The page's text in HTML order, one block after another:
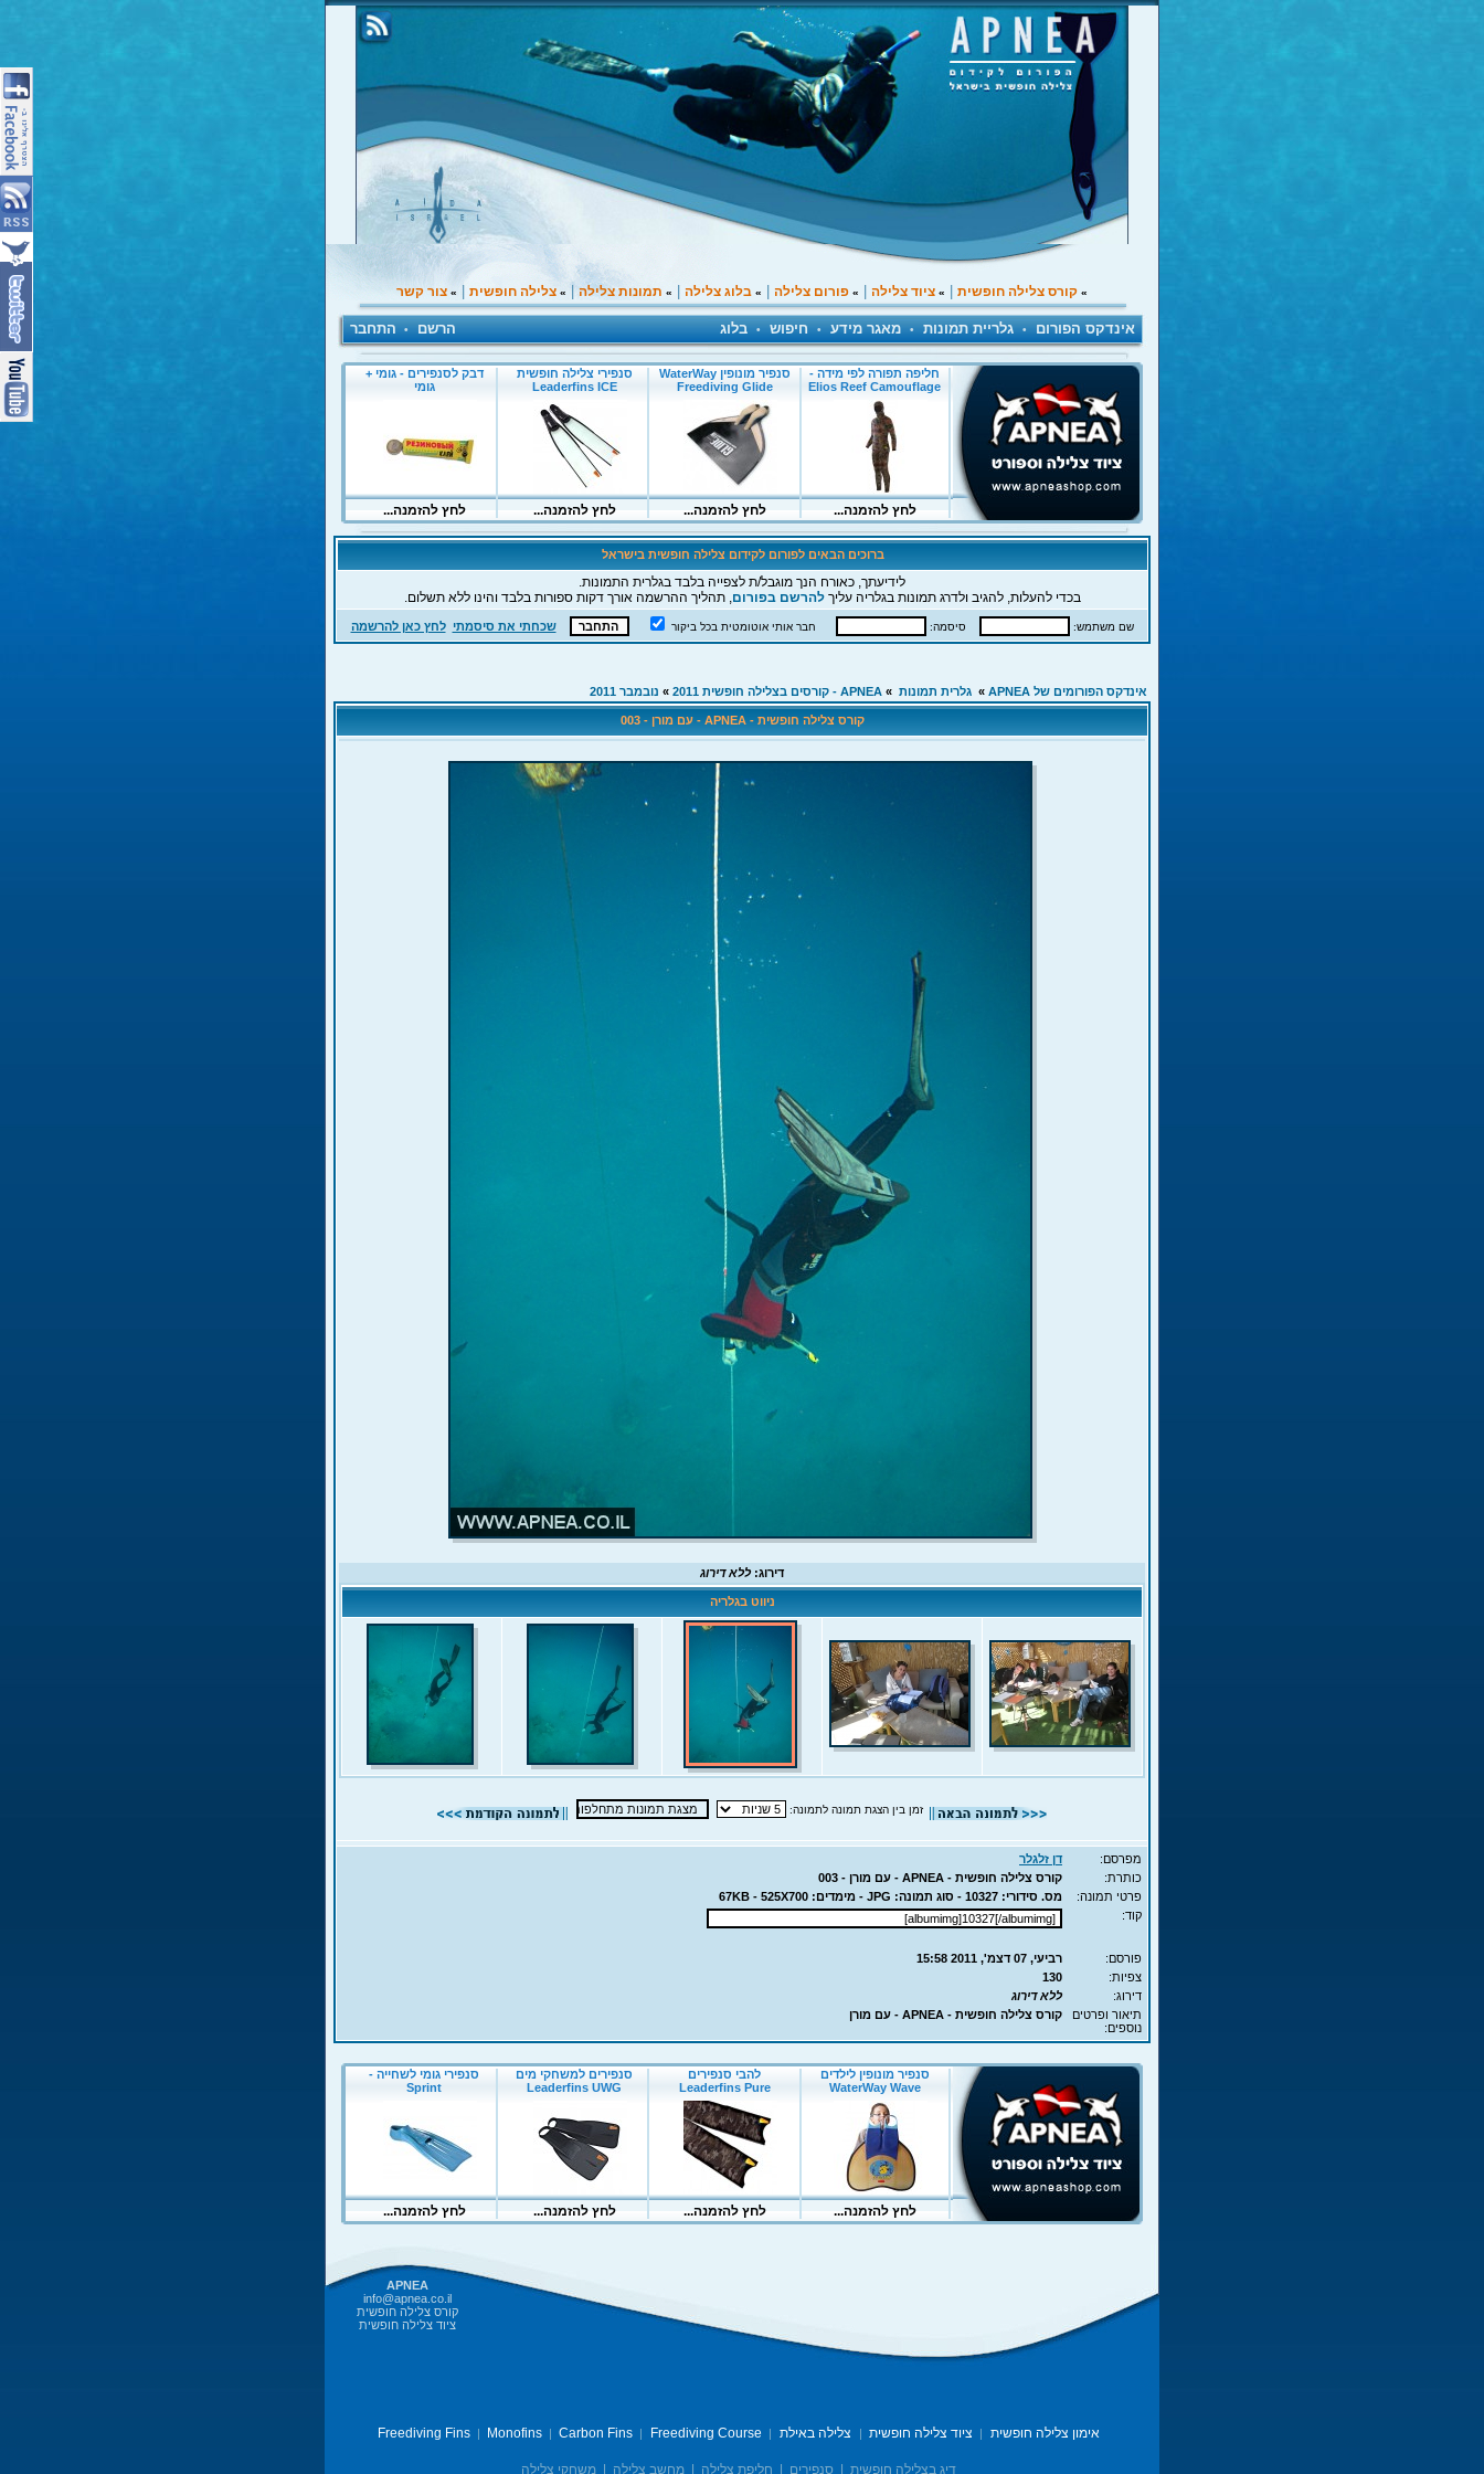
» קורס צלילה חופשית |
» ציוד צלילה |
» פורום צלילה |
» בלוג צלילה |
» תמונות צלילה |
» צלילה חופשית |
» צור קשר
אינדקס הפורום • גלריית תמונות • מאגר מידע • חיפוש • בלוג הרשם • התחבר
ברוכים הבאים לפורום לקידום צלילה חופשית בישראל
לידיעתך, כאורח הנך מוגבל/ת לצפייה בלבד בגלרית התמונות.
בכדי להעלות, להגיב ולדרג תמונות בגלריה עליךלהרשם בפורום, תהליך ההרשמה אורך דקות ספורות בלבד והינו ללא תשלום.
שם משתמש: סיסמה: חבר אותי אוטומטית בכל ביקור שכחתי את סיסמתי לחץ כאן להרשמה
אינדקס הפורומים של APNEA » גלרית תמונות » APNEA - קורסים בצלילה חופשית 2011 » נובמבר 2011
קורס צלילה חופשית - APNEA - עם מורן - 003
דירוג:ללא דירוג
ניווט בגלריה
זמן בין הצגת תמונה לתמונה:
מפרסם:
דן זלגלר
כותרת:
קורס צלילה חופשית - APNEA - עם מורן - 003
פרטי תמונה:
מס. סידורי: 10327 - סוג תמונה: JPG - מימדים: 67KB - 525X700
קוד:
פורסם:
רביעי, 07 דצמ', 2011 15:58
צפיות:
130
דירוג:
ללא דירוג
תיאור ופרטים
נוספים:
קורס צלילה חופשית - APNEA - עם מורן
APNEA
info@apnea.co.il
קורס צלילה חופשית
ציוד צלילה חופשית
אימון צלילה חופשית | ציוד צלילה חופשית | צלילה באילת |
Freediving Fins| Monofins| Carbon Fins| Freediving Course
דיג בצלילה חופשית סנפירים חליפת צלילה מחשב צלילה משחקי צלילה